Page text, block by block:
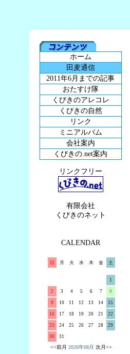
ホーム
田麦通信
2011年6月までの記事
おたすけ隊
くびきのアレコレ
くびきの自然
リンク
ミニアルバム
会社案内
くびきの.net案内
リンクフリー
有限会社
くびきのネット
CALENDAR
日 月 火 水 木 金 土
1
2 3 4 5 6 7 8
9 10 11 12 13 14 15
16 17 18 19 20 21 22
23 24 25 26 27 28 29
30 31
<<前月 2026年08月 次月>>